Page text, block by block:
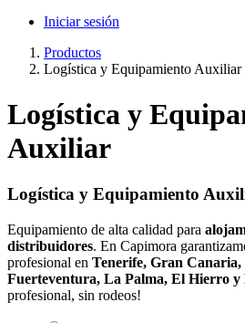
Iniciar sesión
Productos
Logística y Equipamiento Auxiliar
Logística y
Auxiliar
Logística y Equipamiento
Equipamiento de alta calidad para
distribuidores. En Capimora
profesional en Tenerife, Gran
Fuerteventura, La Palma, El Hierro y
profesional, sin rodeos!